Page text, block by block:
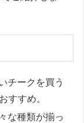
チークを買う
すすめ。
な種類が揃っ